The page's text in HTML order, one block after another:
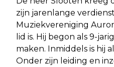
zijn jarenlange
Muziekvereniging
lid is. Hij begon als 9-
maken. Inmiddels is hij
Onder zijn leiding en